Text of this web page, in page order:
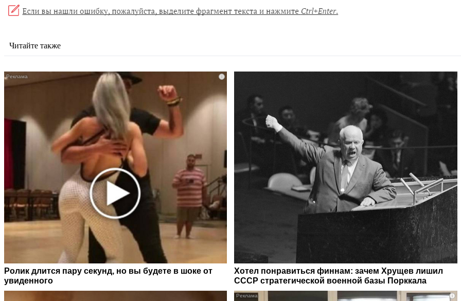
Читайте также
i
Ролик длится пару секунд, но вы будете в шоке от
увиденного
Хотел понравиться финнам: зачем Хрущев лишил
СССР стратегической военной базы Порккала
i